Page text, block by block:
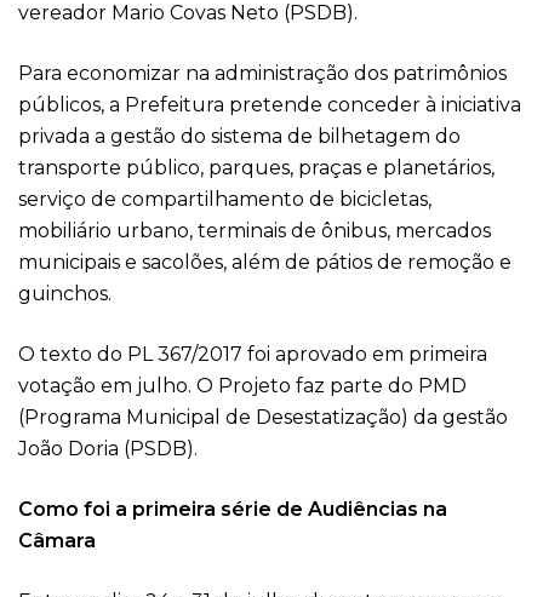
vereador Mario Covas Neto (PSDB).
Para economizar na administração dos patrimônios
públicos, a Prefeitura pretende conceder à iniciativa
privada a gestão do sistema de bilhetagem do
transporte público, parques, praças e planetários,
serviço de compartilhamento de bicicletas,
mobiliário urbano, terminais de ônibus, mercados
municipais e sacolões, além de pátios de remoção e
guinchos.
O texto do PL 367/2017 foi aprovado em primeira
votação em julho. O Projeto faz parte do PMD
(Programa Municipal de Desestatização) da gestão
João Doria (PSDB).
Como foi a primeira série de Audiências na
Câmara